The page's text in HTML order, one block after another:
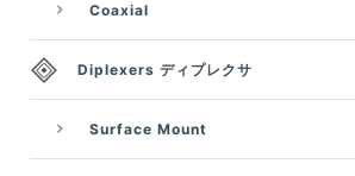
Coaxial
Diplexers ディプレクサ
Surface Mount